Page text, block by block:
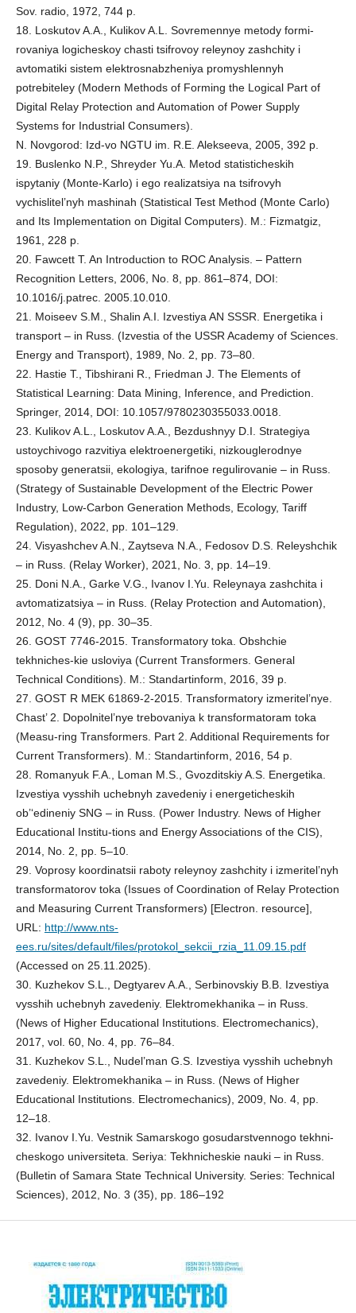
Sov. radio, 1972, 744 p.
18. Loskutov A.A., Kulikov A.L. Sovremennye metody formi-
rovaniya logicheskoy chasti tsifrovoy releynoy zashchity i
avtomatiki sistem elektrosnabzheniya promyshlennyh
potrebiteley (Modern Methods of Forming the Logical Part of
Digital Relay Protection and Automation of Power Supply
Systems for Industrial Consumers).
N. Novgorod: Izd-vo NGTU im. R.E. Alekseeva, 2005, 392 p.
19. Buslenko N.P., Shreyder Yu.A. Metod statisticheskih
ispytaniy (Monte-Karlo) i ego realizatsiya na tsifrovyh
vychislitel’nyh mashinah (Statistical Test Method (Monte Carlo)
and Its Implementation on Digital Computers). M.: Fizmatgiz,
1961, 228 p.
20. Fawcett T. An Introduction to ROC Analysis. – Pattern
Recognition Letters, 2006, No. 8, pp. 861–874, DOI:
10.1016/j.patrec. 2005.10.010.
21. Moiseev S.M., Shalin A.I. Izvestiya AN SSSR. Energetika i
transport – in Russ. (Izvestia of the USSR Academy of Sciences.
Energy and Transport), 1989, No. 2, pp. 73–80.
22. Hastie T., Tibshirani R., Friedman J. The Elements of
Statistical Learning: Data Mining, Inference, and Prediction.
Springer, 2014, DOI: 10.1057/9780230355033.0018.
23. Kulikov A.L., Loskutov A.A., Bezdushnyy D.I. Strategiya
ustoychivogo razvitiya elektroenergetiki, nizkouglerodnye
sposoby generatsii, ekologiya, tarifnoe regulirovanie – in Russ.
(Strategy of Sustainable Development of the Electric Power
Industry, Low-Carbon Generation Methods, Ecology, Tariff
Regulation), 2022, pp. 101–129.
24. Visyashchev A.N., Zaytseva N.A., Fedosov D.S. Releyshchik
– in Russ. (Relay Worker), 2021, No. 3, pp. 14–19.
25. Doni N.A., Garke V.G., Ivanov I.Yu. Releynaya zashchita i
avtomatizatsiya – in Russ. (Relay Protection and Automation),
2012, No. 4 (9), pp. 30–35.
26. GOST 7746-2015. Transformatory toka. Obshchie
tekhniches-kie usloviya (Current Transformers. General
Technical Conditions). M.: Standartinform, 2016, 39 p.
27. GOST R MEK 61869-2-2015. Transformatory izmeritel’nye.
Chast’ 2. Dopolnitel’nye trebovaniya k transformatoram toka
(Measu-ring Transformers. Part 2. Additional Requirements for
Current Transformers). M.: Standartinform, 2016, 54 p.
28. Romanyuk F.A., Loman M.S., Gvozditskiy A.S. Energetika.
Izvestiya vysshih uchebnyh zavedeniy i energeticheskih
ob’‘edineniy SNG – in Russ. (Power Industry. News of Higher
Educational Institu-tions and Energy Associations of the CIS),
2014, No. 2, pp. 5–10.
29. Voprosy koordinatsii raboty releynoy zashchity i izmeritel’nyh
transformatorov toka (Issues of Coordination of Relay Protection
and Measuring Current Transformers) [Electron. resource],
URL: http://www.nts-
ees.ru/sites/default/files/protokol_sekcii_rzia_11.09.15.pdf
(Accessed on 25.11.2025).
30. Kuzhekov S.L., Degtyarev A.A., Serbinovskiy B.B. Izvestiya
vysshih uchebnyh zavedeniy. Elektromekhanika – in Russ.
(News of Higher Educational Institutions. Electromechanics),
2017, vol. 60, No. 4, pp. 76–84.
31. Kuzhekov S.L., Nudel’man G.S. Izvestiya vysshih uchebnyh
zavedeniy. Elektromekhanika – in Russ. (News of Higher
Educational Institutions. Electromechanics), 2009, No. 4, pp.
12–18.
32. Ivanov I.Yu. Vestnik Samarskogo gosudarstvennogo tekhni-
cheskogo universiteta. Seriya: Tekhnicheskie nauki – in Russ.
(Bulletin of Samara State Technical University. Series: Technical
Sciences), 2012, No. 3 (35), pp. 186–192